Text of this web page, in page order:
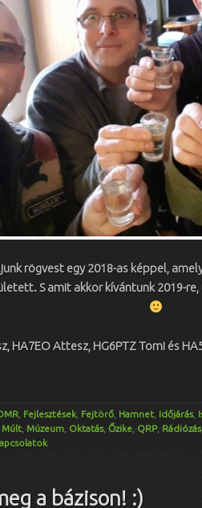
rögvest egy 2018-as képpel,
S amit akkor kívántunk 2019-
HA7EO Attesz, HG6PTZ Tomi és
Fejlesztések Fejtörő Hamnet Időjárás,
Múlt Múzeum Oktatás, Őzike QRP,
a bázison! :)